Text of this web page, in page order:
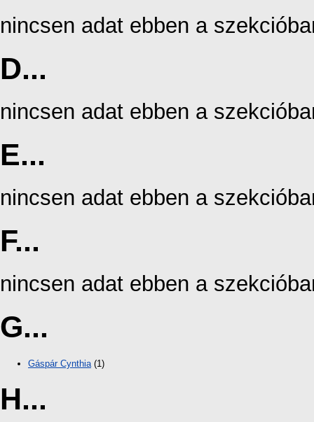
nincsen adat ebben a
D...
nincsen adat ebben a
E...
nincsen adat ebben a
F...
nincsen adat ebben a
G...
Gáspár Cynthia (1)
H...